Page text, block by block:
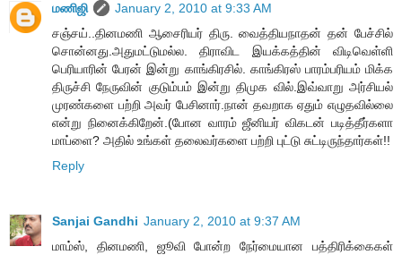
மணிஜி
January 2, 2010 at 9:33 AM
சஞ்சய்..தினமணி ஆசைரியர் திரு. வைத்தியநாதன் தன் பேச்சில்
சொன்னது.அதுமட்டுமல்ல. திராவிட இயக்கத்தின் விடிவெள்ளி
பெரியாரின் பேரன் இன்று காங்கிரசில். காங்கிரஸ் பாரம்பரியம் மிக்க
திருச்சி நேருவின் குடும்பம் இன்று திமுக வில்.இவ்வாறு அர்சியல்
முரண்களை பற்றி அவர் பேசினார்.நான் தவறாக ஏதும் எழுதவில்லை
என்று நினைக்கிறேன்.(போன வாரம் ஜீனியர் விகடன் படித்தீர்களா
மாப்ளை? அதில் உங்கள் தலைவர்களை பற்றி புட்டு சுட்டிருந்தார்கள்!!
Reply
Sanjai Gandhi January 2, 2010 at 9:37 AM
மாம்ஸ், தினமணி, ஜூவி போன்ற நேர்மையான பத்திரிக்கைகள்